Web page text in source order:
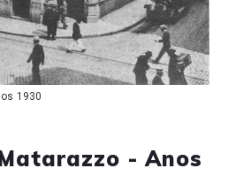
1930
- Anos